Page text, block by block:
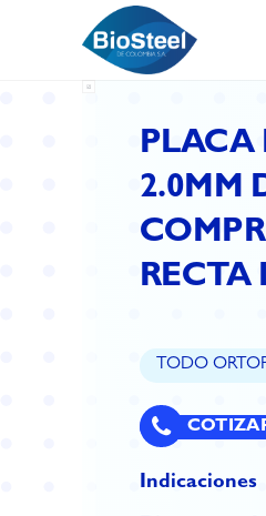
PLACA
2.0MM
RECTA
TODO
Indicaciones